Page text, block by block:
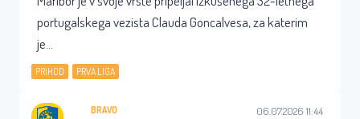
portugalskega vezista Clauda Goncalvesa, za katerim
je…
PRIHOD PRVA LIGA
BRAVO 06.07.2026 11:44